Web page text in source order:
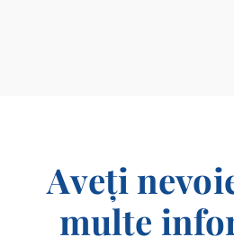
Aveți
multe